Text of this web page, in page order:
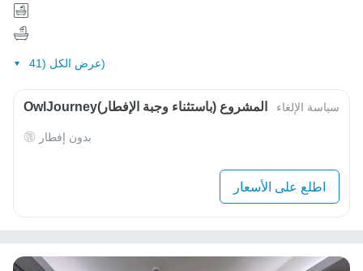
عرض الكل (41)
OwlJourneyالمشروع (باستثناء وجبة الإفطار) سياسة الإلغاء
بدون إفطار
اطلع على الأسعار